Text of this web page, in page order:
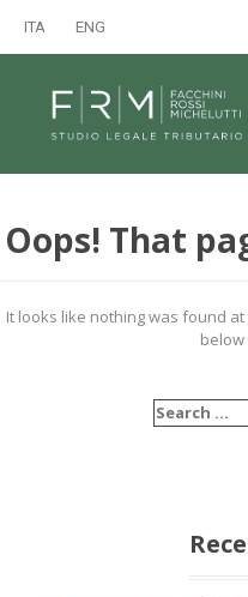
ITA ENG
Oops! That
It looks like nothing was found
below